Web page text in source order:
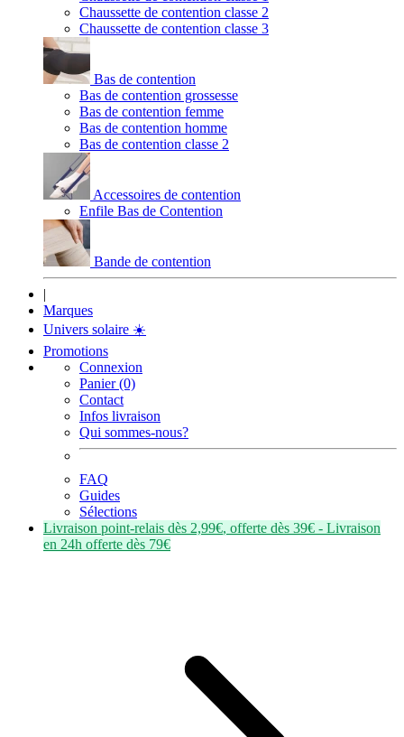
Chaussette de contention classe 2
Chaussette de contention classe 3
Bas de contention
Bas de contention grossesse
Bas de contention femme
Bas de contention homme
Bas de contention classe 2
Accessoires de contention
Enfile Bas de Contention
Bande de contention
|
Marques
Univers solaire ☀️
Promotions
Connexion
Panier (0)
Contact
Infos livraison
Qui sommes-nous?
FAQ
Guides
Sélections
Livraison point-relais dès 2,99€, offerte dès 39€ - Livraison
en 24h offerte dès 79€